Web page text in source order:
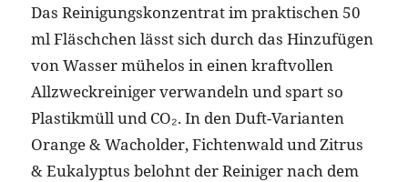
Das Reinigungskonzentrat im praktischen 50
ml Fläschchen lässt sich durch das Hinzufügen
von Wasser mühelos in einen kraftvollen
Allzweckreiniger verwandeln und spart so
Plastikmüll und CO₂. In den Duft-Varianten
Orange & Wacholder, Fichtenwald und Zitrus
& Eukalyptus belohnt der Reiniger nach dem